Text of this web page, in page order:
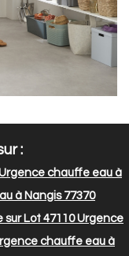
:
chauffe eau à
à Nangis 77370
Lot 47110Urgence
chauffe eau à